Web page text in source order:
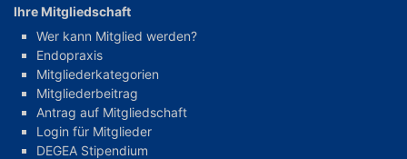
Ihre Mitgliedschaft
Wer kann Mitglied werden?
Endopraxis
Mitgliederkategorien
Mitgliederbeitrag
Antrag auf Mitgliedschaft
Login für Mitglieder
DEGEA Stipendium